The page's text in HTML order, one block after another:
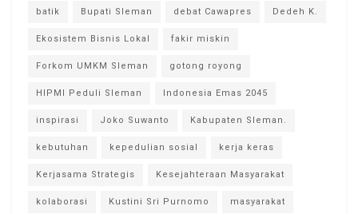
batik Bupati Sleman debat Cawapres Dedeh K.
Ekosistem Bisnis Lokal fakir miskin
Forkom UMKM Sleman gotong royong
HIPMI Peduli Sleman Indonesia Emas 2045
inspirasi Joko Suwanto Kabupaten Sleman.
kebutuhan kepedulian sosial kerja keras
Kerjasama Strategis Kesejahteraan Masyarakat
kolaborasi Kustini Sri Purnomo masyarakat